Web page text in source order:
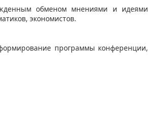
обменом мнениями и идеями
экономистов.
программы конференции,